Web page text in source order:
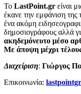
To LastPoint.gr είναι
έκανε την εμφάνιση της
ένα ακόμη
δημοσιογράφους αλλά
ακηδεμόνευτο μέσο
Με άποψη μέχρι
Διαχείριση: Γιώργος
Επικοινωνία: